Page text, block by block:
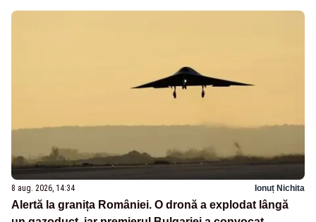
8 aug. 2026, 14:34 Ionuț Nichita
Alertă la granița României. O dronă a explodat lângă